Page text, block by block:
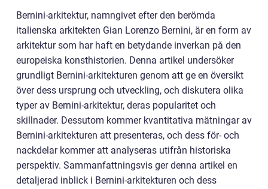
Bernini-arkitektur, namngivet efter den berömda
italienska arkitekten Gian Lorenzo Bernini, är en form av
arkitektur som har haft en betydande inverkan på den
europeiska konsthistorien. Denna artikel undersöker
grundligt Bernini-arkitekturen genom att ge en översikt
över dess ursprung och utveckling, och diskutera olika
typer av Bernini-arkitektur, deras popularitet och
skillnader. Dessutom kommer kvantitativa mätningar av
Bernini-arkitekturen att presenteras, och dess för- och
nackdelar kommer att analyseras utifrån historiska
perspektiv. Sammanfattningsvis ger denna artikel en
detaljerad inblick i Bernini-arkitekturen och dess